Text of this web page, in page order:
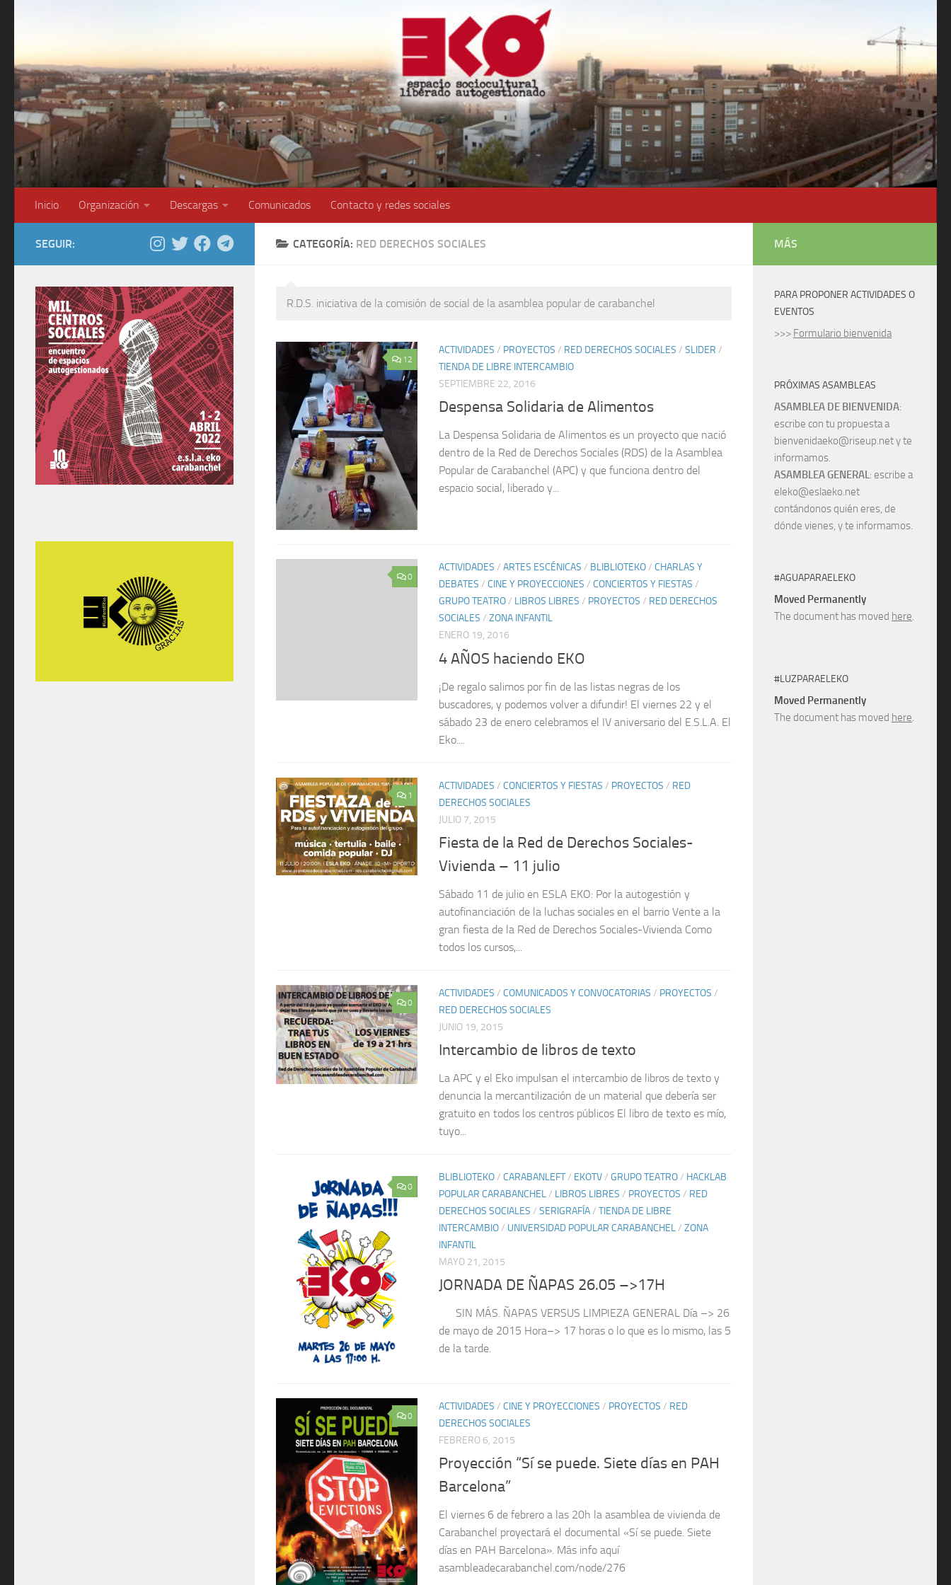
Inicio Organización Descargas Comunicados Contacto y redes sociales
CATEGORÍA: RED DERECHOS SOCIALES
R.D.S. iniciativa de la comisión de social de la asamblea popular de carabanchel
12
ACTIVIDADES / PROYECTOS / RED DERECHOS SOCIALES / SLIDER /
TIENDA DE LIBRE INTERCAMBIO
SEPTIEMBRE 22, 2016
Despensa Solidaria de Alimentos
La Despensa Solidaria de Alimentos es un proyecto que nació
dentro de la Red de Derechos Sociales (RDS) de la Asamblea
Popular de Carabanchel (APC) y que funciona dentro del
espacio social, liberado y...
0
ACTIVIDADES / ARTES ESCÉNICAS / BLIBLIOTEKO/ CHARLAS Y
DEBATES / CINE Y PROYECCIONES / CONCIERTOS Y FIESTAS /
GRUPO TEATRO/ LIBROS LIBRES / PROYECTOS / RED DERECHOS
SOCIALES / ZONA INFANTIL
ENERO 19, 2016
4 AÑOS haciendo EKO
¡De regalo salimos por fin de las listas negras de los
buscadores, y podemos volver a difundir! El viernes 22 y el
sábado 23 de enero celebramos el IV aniversario del E.S.L.A. El
Eko....
1
ACTIVIDADES / CONCIERTOS Y FIESTAS / PROYECTOS / RED
DERECHOS SOCIALES
JULIO 7, 2015
Fiesta de la Red de Derechos Sociales-
Vivienda – 11 julio
Sábado 11 de julio en ESLA EKO: Por la autogestión y
autofinanciación de la luchas sociales en el barrio Vente a la
gran fiesta de la Red de Derechos Sociales-Vivienda Como
todos los cursos,...
0
ACTIVIDADES / COMUNICADOS Y CONVOCATORIAS / PROYECTOS /
RED DERECHOS SOCIALES
JUNIO 19, 2015
Intercambio de libros de texto
La APC y el Eko impulsan el intercambio de libros de texto y
denuncia la mercantilización de un material que debería ser
gratuito en todos los centros públicos El libro de texto es mío,
tuyo...
0
BLIBLIOTEKO/ CARABANLEFT/ EKOTV/ GRUPO TEATRO/ HACKLAB
POPULAR CARABANCHEL/ LIBROS LIBRES / PROYECTOS / RED
DERECHOS SOCIALES / SERIGRAFÍA/ TIENDA DE LIBRE
INTERCAMBIO/ UNIVERSIDAD POPULAR CARABANCHEL/ ZONA
INFANTIL
MAYO 21, 2015
JORNADA DE ÑAPAS 26.05 –>17H
SIN MÁS. ÑAPAS VERSUS LIMPIEZA GENERAL Día –> 26
de mayo de 2015 Hora–> 17 horas o lo que es lo mismo, las 5
de la tarde.
0
ACTIVIDADES / CINE Y PROYECCIONES / PROYECTOS / RED
DERECHOS SOCIALES
FEBRERO 6, 2015
Proyección “Sí se puede. Siete días en PAH
Barcelona”
El viernes 6 de febrero a las 20h la asamblea de vivienda de
Carabanchel proyectará el documental «Sí se puede. Siete
días en PAH Barcelona». Más info aquí
asambleadecarabanchel.com/node/276
SEGUIR: MÁS
PARA PROPONER ACTIVIDADES O
EVENTOS
>>> Formulario bienvenida
PRÓXIMAS ASAMBLEAS
ASAMBLEA DE BIENVENIDA:
escribe con tu propuesta a
bienvenidaeko@riseup.net y te
informamos.
ASAMBLEA GENERAL: escribe a
eleko@eslaeko.net
contándonos quién eres, de
dónde vienes, y te informamos.
#AGUAPARAELEKO
Moved Permanently
The document has moved here.
#LUZPARAELEKO
Moved Permanently
The document has moved here.